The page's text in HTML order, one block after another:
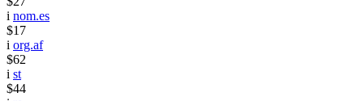
i nom.es
$17
i org.af
$62
i st
$44